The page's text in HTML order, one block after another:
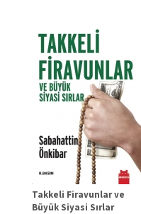
Takkeli Firavunlar ve
Büyük Siyasi Sırlar